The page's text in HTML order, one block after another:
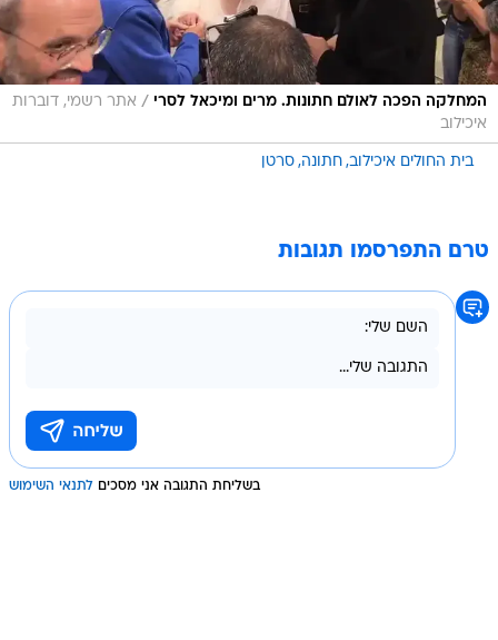
המחלקה הפכה לאולם חתונות. מרים ומיכאל לסרי / אתר רשמי, דוברות
איכילוב
בית החולים איכילוב חתונה סרטן
טרם התפרסמו תגובות
בשליחת התגובה אני מסכים לתנאי השימוש